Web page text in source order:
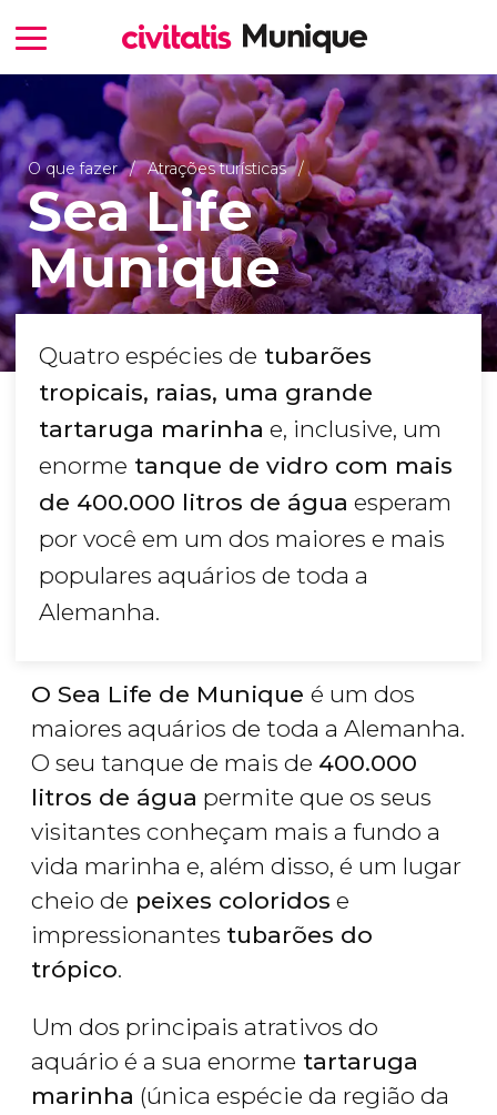
O que fazer Atrações turísticas
Sea Life
Munique
Quatro espécies de tubarões
tropicais, raias, uma grande
tartaruga marinha e, inclusive, um
enorme tanque de vidro com mais
de 400.000 litros de água esperam
por você em um dos maiores e mais
populares aquários de toda a
Alemanha.
O Sea Life de Munique é um dos
maiores aquários de toda a Alemanha.
O seu tanque de mais de 400.000
litros de água permite que os seus
visitantes conheçam mais a fundo a
vida marinha e, além disso, é um lugar
cheio de peixes coloridos e
impressionantes tubarões do
trópico.
Um dos principais atrativos do
aquário é a sua enorme tartaruga
marinha (única espécie da região da